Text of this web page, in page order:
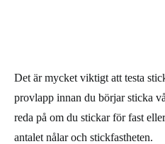
Det är mycket viktigt att testa
provlapp innan du börjar sticka
reda på om du stickar för fast
antalet nålar och stickfastheten.